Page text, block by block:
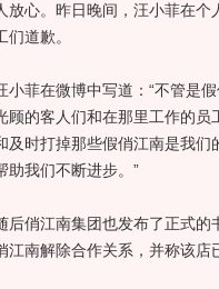
放心。昨日晚间，汪小菲在
们道歉。
在微博中写道：“不管是假
顾的客人们和在那里工作的
及时打掉那些假俏江南是我
助我们不断进步。”
江南集团也发布了正式的
江南解除合作关系，并称该店